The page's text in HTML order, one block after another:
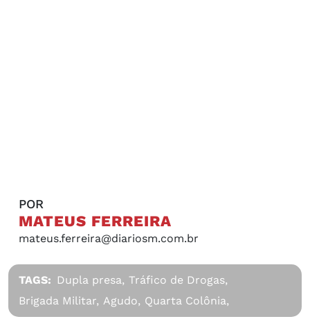
POR
MATEUS FERREIRA
mateus.ferreira@diariosm.com.br
TAGS: Dupla presa, Tráfico de Drogas,
Brigada Militar, Agudo, Quarta Colônia,